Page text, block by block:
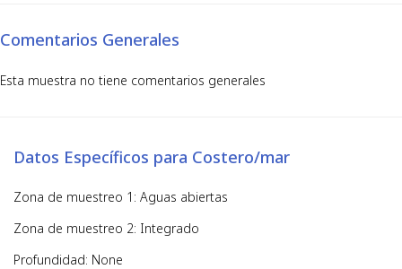
Comentarios Generales
Esta muestra no tiene comentarios generales
Datos Específicos para Costero/mar
Zona de muestreo 1: Aguas abiertas
Zona de muestreo 2: Integrado
Profundidad: None